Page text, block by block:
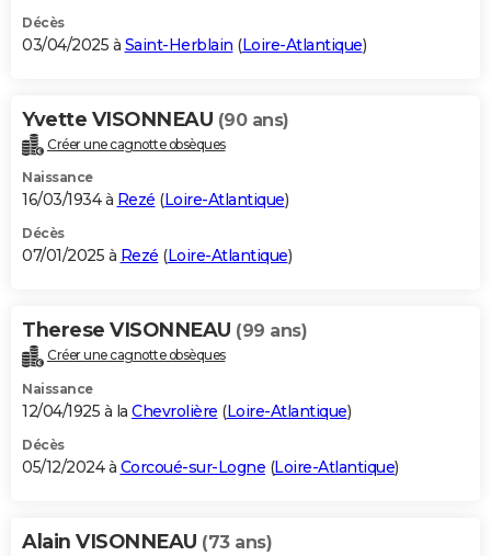
Décès
03/04/2025 à Saint-Herblain (Loire-Atlantique)
Yvette VISONNEAU (90 ans)
Créer une cagnotte obsèques
Naissance
16/03/1934 à Rezé (Loire-Atlantique)
Décès
07/01/2025 à Rezé (Loire-Atlantique)
Therese VISONNEAU (99 ans)
Créer une cagnotte obsèques
Naissance
12/04/1925 à la Chevrolière (Loire-Atlantique)
Décès
05/12/2024 à Corcoué-sur-Logne (Loire-Atlantique)
Alain VISONNEAU (73 ans)